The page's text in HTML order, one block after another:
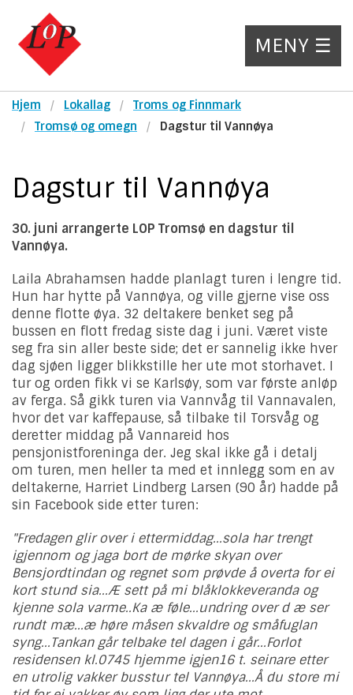
MENY ☰
Hjem Lokallag
Troms og Finnmark
Tromsø og omegn
Dagstur til Vannøya
Dagstur til Vannøya
30. juni arrangerte LOP Tromsø en dagstur til
Vannøya.
Laila Abrahamsen hadde planlagt turen i lengre tid.
Hun har hytte på Vannøya, og ville gjerne vise oss
denne flotte øya. 32 deltakere benket seg på
bussen en flott fredag siste dag i juni. Været viste
seg fra sin aller beste side; det er sannelig ikke hver
dag sjøen ligger blikkstille her ute mot storhavet. I
tur og orden fikk vi se Karlsøy, som var første anløp
av ferga. Så gikk turen via Vannvåg til Vannavalen,
hvor det var kaffepause, så tilbake til Torsvåg og
deretter middag på Vannareid hos
pensjonistforeninga der. Jeg skal ikke gå i detalj
om turen, men heller ta med et innlegg som en av
deltakerne, Harriet Lindberg Larsen (90 år) hadde på
sin Facebook side etter turen:
"Fredagen glir over i ettermiddag...sola har trengt
igjennom og jaga bort de mørke skyan over
Bensjordtindan og regnet som prøvde å overta for ei
kort stund sia...Æ sett på mi blåklokkeveranda og
kjenne sola varme..Ka æ føle...undring over d æ ser
rundt mæ...æ høre måsen skvaldre og småfuglan
syng...Tankan går telbake tel dagen i går...Forlot
residensen kl.0745 hjemme igjen16 t. seinare etter
en utrolig vakker busstur tel Vannøya...Å du store mi